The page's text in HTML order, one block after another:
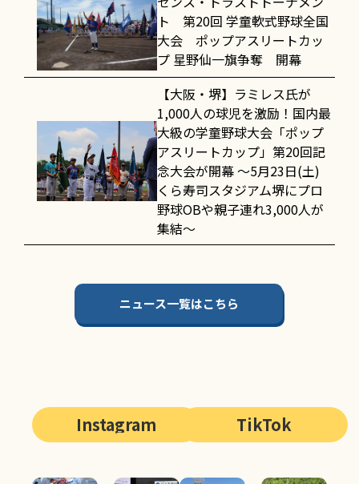
ト 第20回 学童軟式野球全国
大会 ポップアスリートカッ
プ 星野仙一旗争奪 開幕
【大阪・堺】ラミレス氏が
1,000人の球児を激励！国内最
大級の学童野球大会「ポップ
アスリートカップ」第20回記
念大会が開幕 〜5月23日(土)
くら寿司スタジアム堺にプロ
野球OBや親子連れ3,000人が
集結〜
ニュース一覧はこちら
Instagram TikTok